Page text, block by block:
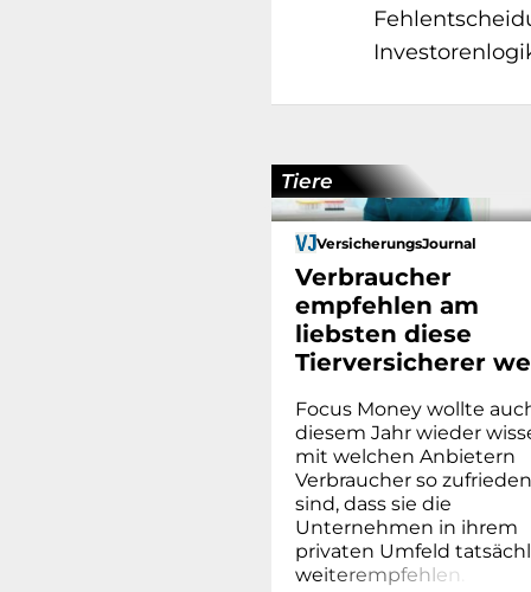
Tiere
VersicherungsJournal
Verbraucher
empfehlen am
liebsten diese
Tierversicherer
Focus Money wollte
diesem Jahr wieder
mit welchen Anbietern
Verbraucher so zufrieden
sind, dass sie die
Unternehmen in ihrem
privaten Umfeld
weiterempfehlen